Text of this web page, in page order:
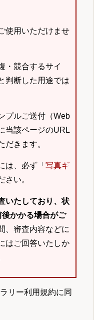
使用いただけませ
・競合するサイ
判断した用途では
プルご送付（Web
当該ページのURL
だきます。
は、必ず「 写真ギ
さい。
いたしており、状
かかる場合がご
、審査内容などに
はご回答いたしか
リー利用規約に同